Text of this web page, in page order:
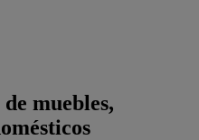
muebles,